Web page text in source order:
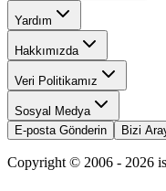
Yardım
Hakkımızda
Veri Politikamız
Sosyal Medya
E-posta Gönderin
Bizi
Copyright © 2006 - 2026